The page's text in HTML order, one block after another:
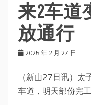
来2车道
放通行
2025 年 2 月 27 日
（新山27日讯）
车道，明天部份完